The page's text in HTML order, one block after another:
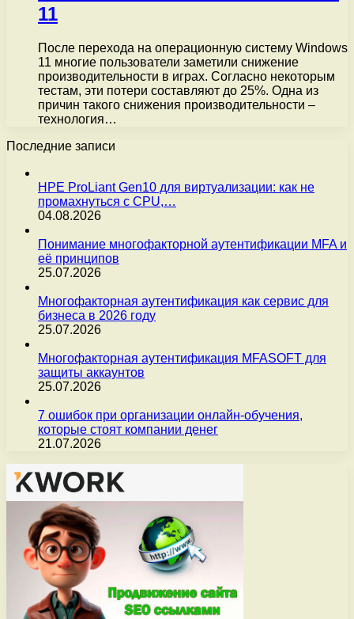
11
После перехода на операционную систему Windows
11 многие пользователи заметили снижение
производительности в играх. Согласно некоторым
тестам, эти потери составляют до 25%. Одна из
причин такого снижения производительности –
технология…
Последние записи
HPE ProLiant Gen10 для виртуализации: как не
промахнуться с CPU,…
04.08.2026
Понимание многофакторной аутентификации MFA и
её принципов
25.07.2026
Многофакторная аутентификация как сервис для
бизнеса в 2026 году
25.07.2026
Многофакторная аутентификация MFASOFT для
защиты аккаунтов
25.07.2026
7 ошибок при организации онлайн-обучения,
которые стоят компании денег
21.07.2026